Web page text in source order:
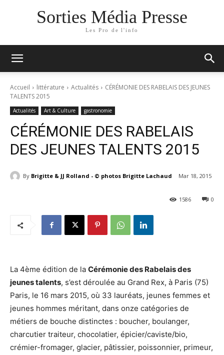
Sorties Média Presse
Les Pro de l'info
Accueil littérature Actualités
CÉRÉMONIE DES RABELAIS DES JEUNES
TALENTS 2015
Actualités Art & Culture gastronomie
CÉRÉMONIE DES RABELAIS
DES JEUNES TALENTS 2015
By Brigitte & JJ Rolland - © photos Brigitte Lachaud Mar 18, 2015
0
1586
La 4ème édition de la Cérémonie des Rabelais des
jeunes talents, s’est déroulée au Grand Rex, à Paris (75)
Paris, le 16 mars 2015, où 33 lauréats, jeunes femmes et
jeunes hommes méritant, dans onze catégories de
métiers de bouche distinctes : boucher, boulanger,
charcutier traiteur, chocolatier, épicier/caviste/bio,
crémier-fromager, glacier, pâtissier, poissonnier, primeur,